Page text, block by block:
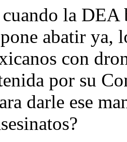
cuando la
abatir ya,
con
por su
darle ese